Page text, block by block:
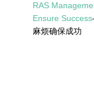
RAS
Ensure Success
麻烦确保成功